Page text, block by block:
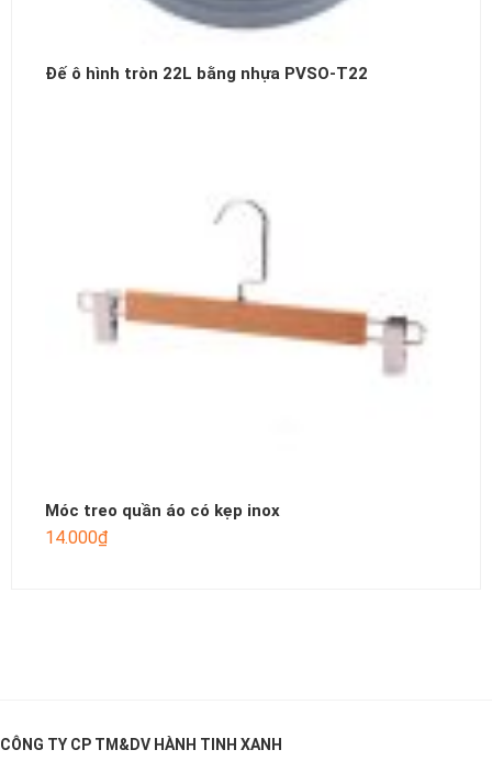
Đế ô hình tròn 22L bằng nhựa PVSO-T22
Móc treo quần áo có kẹp inox
14.000₫
CÔNG TY CP TM&DV HÀNH TINH XANH